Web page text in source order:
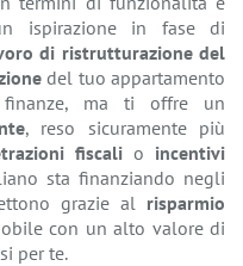
ispirazione in fase di
di ristrutturazione del
del tuo appartamento
finanze, ma ti offre un
, reso sicuramente più
fiscali o incentivi
sta finanziando negli
grazie al risparmio
con un alto valore di
per te.